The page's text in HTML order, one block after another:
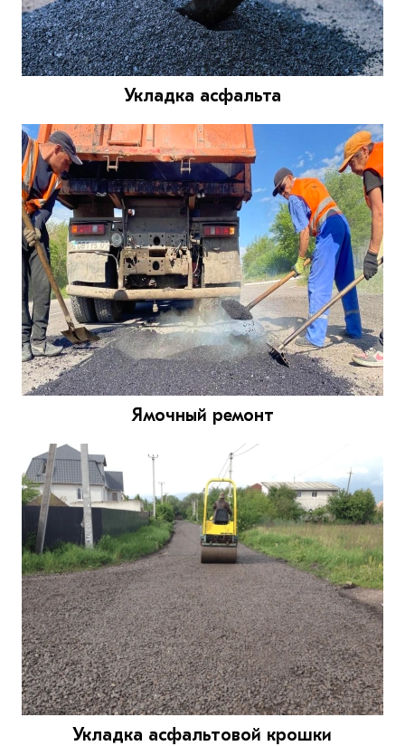
Укладка асфальта
Ямочный ремонт
Укладка асфальтовой крошки